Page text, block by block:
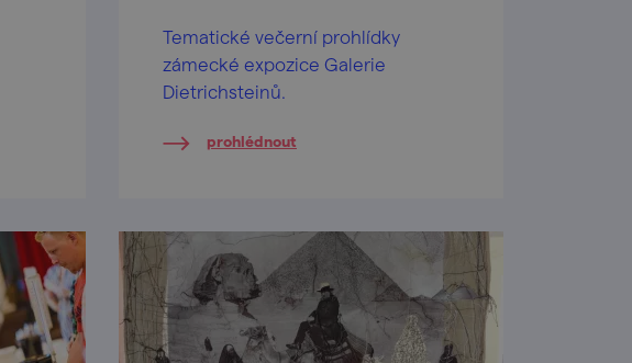
Tematické večerní prohlídky
zámecké expozice Galerie
Dietrichsteinů.
prohlédnout